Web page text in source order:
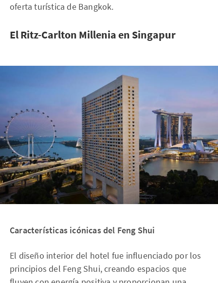
oferta turística de Bangkok.
El Ritz-Carlton Millenia en Singapur
Características icónicas del Feng Shui
El diseño interior del hotel fue influenciado por los
principios del Feng Shui, creando espacios que